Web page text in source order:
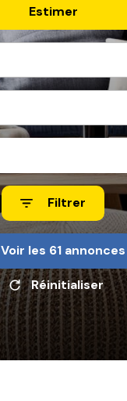
Estimer
Filtrer
Voir les 61 annonces
Réinitialiser